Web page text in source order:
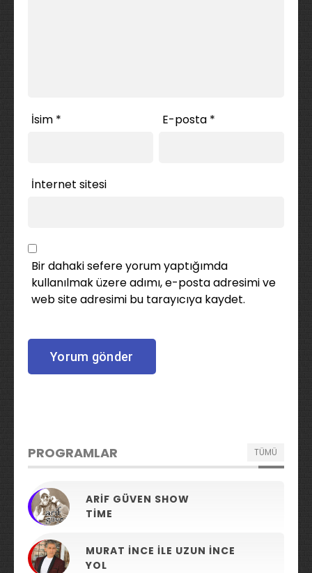
İsim * E-posta *
İnternet sitesi
Bir dahaki sefere yorum yaptığımda
kullanılmak üzere adımı, e-posta adresimi ve
web site adresimi bu tarayıcıya kaydet.
PROGRAMLAR TÜMÜ
ARIF GÜVEN SHOW
TIME
MURAT İNCE ILE UZUN İNCE
YOL